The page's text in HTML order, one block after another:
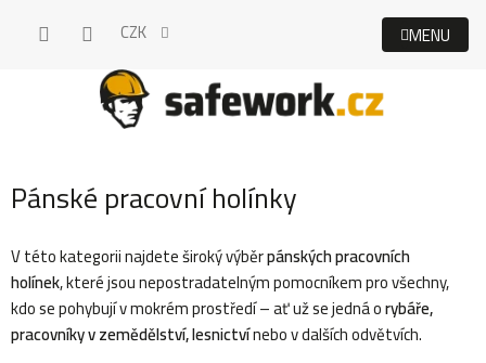
CZK
Pánské pracovní holínky
V této kategorii najdete široký výběrpánských pracovních
holínek, které jsou nepostradatelným pomocníkem pro všechny,
kdo se pohybují v mokrém prostředí – ať už se jedná orybáře,
pracovníky v zemědělství, lesnictvínebo v dalších odvětvích.